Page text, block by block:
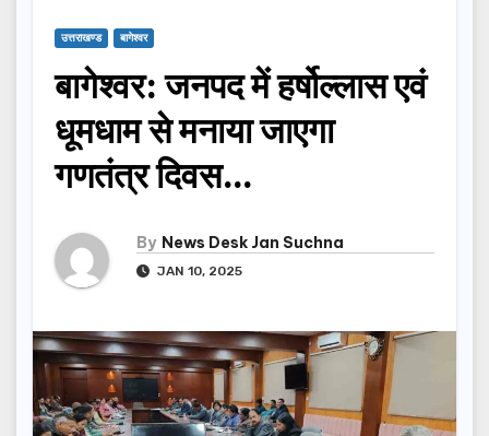
उत्तराखण्ड बागेश्वर
बागेश्वर: जनपद में हर्षोल्लास एवं
धूमधाम से मनाया जाएगा
गणतंत्र दिवस…
By News Desk Jan Suchna
JAN 10, 2025